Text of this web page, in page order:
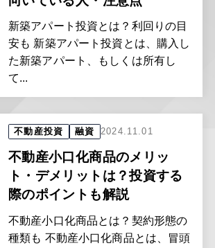
新築アパート投資とは？利回りの目
安も 新築アパート投資とは、購入し
た新築アパート、もしくは所有し
て...
不動産投資 融資 2024.11.01
不動産小口化商品のメリッ
ト・デメリットは？投資する
際のポイントも解説
不動産小口化商品とは？契約形態の
種類も 不動産小口化商品とは、冒頭